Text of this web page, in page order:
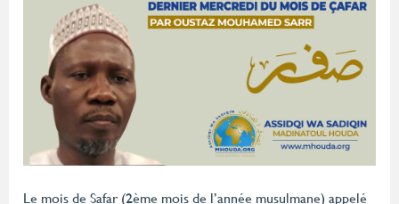
Le mois de Safar (2ème mois de l’année musulmane) appelé